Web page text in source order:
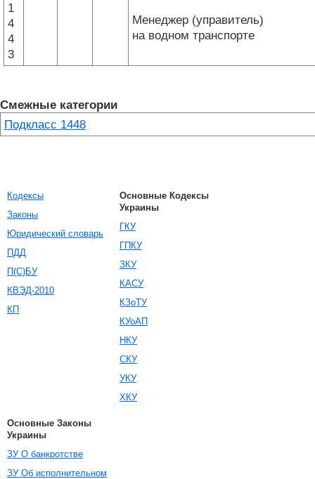
1
4
4
3
Менеджер (управитель)
на водном транспорте
Смежные категории
Подкласс 1448
Кодексы
Законы
Юридический словарь
ПДД
П(С)БУ
КВЭД-2010
КП
Основные Кодексы
Украины
ГКУ
ГПКУ
ЗКУ
КАСУ
КЗоТУ
КУоАП
НКУ
СКУ
УКУ
ХКУ
Основные Законы
Украины
ЗУ О банкротстве
ЗУ Об исполнительном